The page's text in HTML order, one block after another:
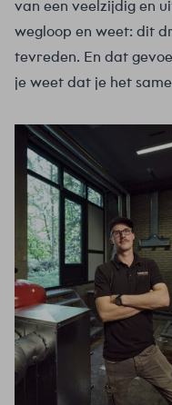
van een veelzijdig en
wegloop en weet: dit
tevreden. En dat
je weet dat je het